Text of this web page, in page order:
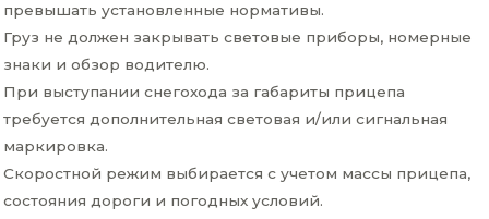
превышать установленные нормативы.
Груз не должен закрывать световые приборы, номерные
знаки и обзор водителю.
При выступании снегохода за габариты прицепа
требуется дополнительная световая и/или сигнальная
маркировка.
Скоростной режим выбирается с учетом массы прицепа,
состояния дороги и погодных условий.